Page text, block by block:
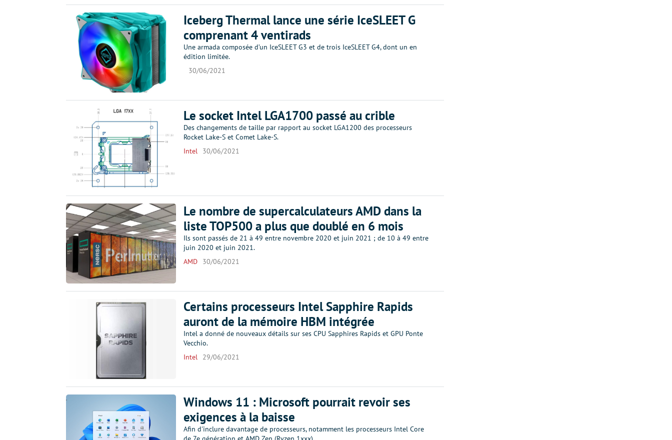
Iceberg Thermal lance une série IceSLEET G
comprenant 4 ventirads
Une armada composée d’un IceSLEET G3 et de trois IceSLEET G4, dont un en
édition limitée.
30/06/2021
Le socket Intel LGA1700 passé au crible
Des changements de taille par rapport au socket LGA1200 des processeurs
Rocket Lake-S et Comet Lake-S.
Intel
30/06/2021
Le nombre de supercalculateurs AMD dans la
liste TOP500 a plus que doublé en 6 mois
Ils sont passés de 21 à 49 entre novembre 2020 et juin 2021 ; de 10 à 49 entre
juin 2020 et juin 2021.
AMD
30/06/2021
Certains processeurs Intel Sapphire Rapids
auront de la mémoire HBM intégrée
Intel a donné de nouveaux détails sur ses CPU Sapphires Rapids et GPU Ponte
Vecchio.
Intel
29/06/2021
Windows 11 : Microsoft pourrait revoir ses
exigences à la baisse
Afin d'inclure davantage de processeurs, notamment les processeurs Intel Core